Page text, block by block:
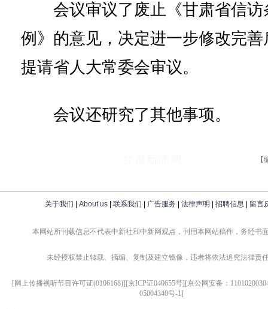
会议审议了废止《甘肃省信访
例》的意见，决定进一步修改完善
提请省人大常委会审议。
会议还研究了其他事项。
关于我们 About us 联系我们 广告服务 法律声明 招聘信息 留言
本网站所刊载信息不代表中新社和中新网观点，刊用本网站稿件，务经书
未经授权禁止转载、摘编、复制及建立镜像，违者将依法追究法律责
[网上传播视听节目许可证(0106168)][京ICP证040655号][京公网安备：
05004340号-1]